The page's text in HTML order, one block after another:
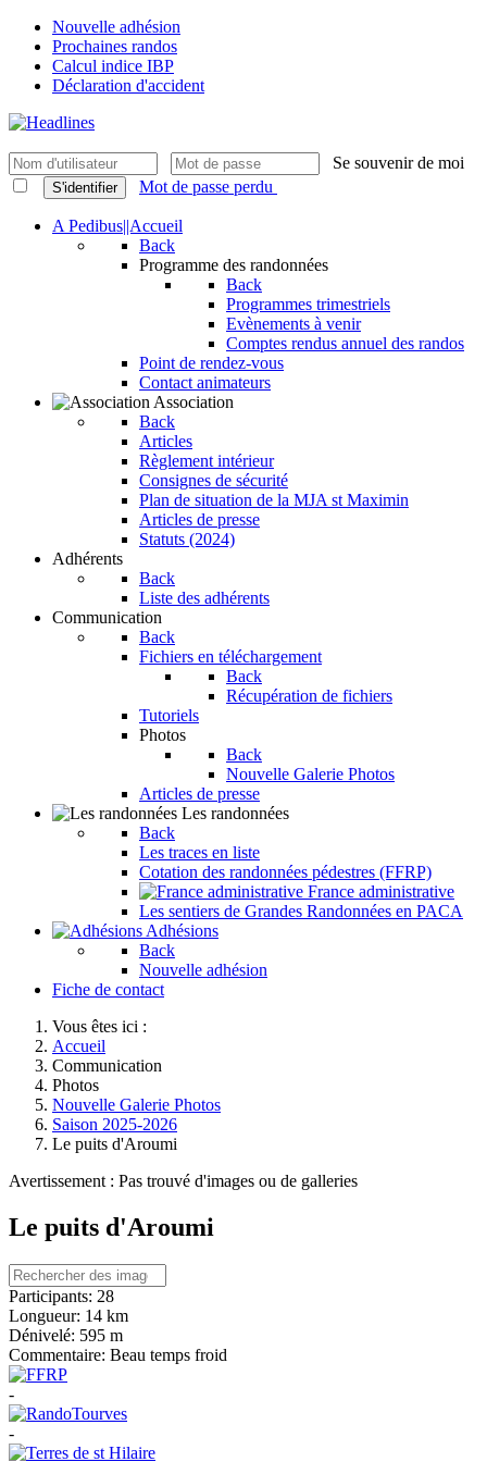
Nouvelle adhésion
Prochaines randos
Calcul indice IBP
Déclaration d'accident
Se souvenir de moi
S'identifier Mot de passe perdu
A Pedibus||Accueil
Back
Programme des randonnées
Back
Programmes trimestriels
Evènements à venir
Comptes rendus annuel des randos
Point de rendez-vous
Contact animateurs
Association
Back
Articles
Règlement intérieur
Consignes de sécurité
Plan de situation de la MJA st Maximin
Articles de presse
Statuts (2024)
Adhérents
Back
Liste des adhérents
Communication
Back
Fichiers en téléchargement
Back
Récupération de fichiers
Tutoriels
Photos
Back
Nouvelle Galerie Photos
Articles de presse
Les randonnées
Back
Les traces en liste
Cotation des randonnées pédestres (FFRP)
France administrative
Les sentiers de Grandes Randonnées en PACA
Adhésions
Back
Nouvelle adhésion
Fiche de contact
Vous êtes ici :
Accueil
Communication
Photos
Nouvelle Galerie Photos
Saison 2025-2026
Le puits d'Aroumi
Avertissement : Pas trouvé d'images ou de galleries
Le puits d'Aroumi
Participants: 28
Longueur: 14 km
Dénivelé: 595 m
Commentaire: Beau temps froid
-
-